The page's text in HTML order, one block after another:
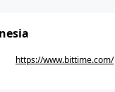
https://www.bittime.com/